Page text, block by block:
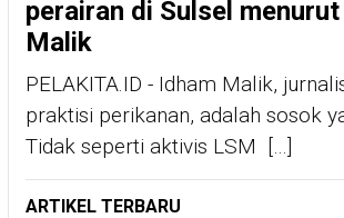
perairan di Sulsel
Malik
PELAKITA.ID - Idham Malik,
praktisi perikanan, adalah sosok
Tidak seperti aktivis LSM […]
ARTIKEL TERBARU